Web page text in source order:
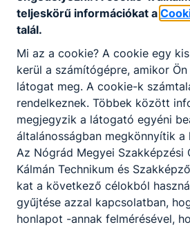
csapatmunkában
együttműködik a
őrzi a hagyományos
termékkészítés
cukrászati termékek
módját;
nemzetközi cukrászati
aktuális trendeknek
készít;
alkalmi
kívánsága szerint
díszmunkákat készít;
fagylaltokat főz és
teljeskörű információkat a
talál.
Mi az a cookie? A cookie egy
kerül a számítógépre, amikor
látogat meg. A cookie-k
rendelkeznek. Többek között
megjegyzik a látogató egyéni
általánosságban megkönnyítik a
Az Nógrád Megyei Szakképzési
Kálmán Technikum és
kat a következő célokból
gyűjtése azzal kapcsolatban,
honlapot -annak felmérésével,